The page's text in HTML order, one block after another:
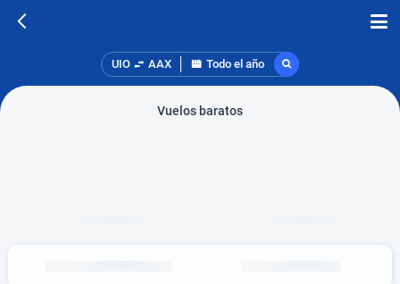
UIO AAX Todo el año
Vuelos baratos